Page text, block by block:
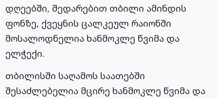
დღეებში, შედარებით თბილი ამინდის
ფონზე, ქვეყნის ცალკეულ რაიონში
მოსალოდნელია ხანმოკლე წვიმა და
ელჭექი.
თბილისში საღამოს საათებში
შესაძლებელია მცირე ხანმოკლე წვიმა და